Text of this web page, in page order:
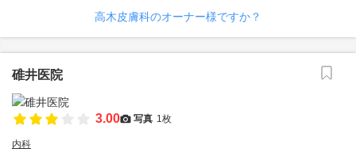
高木皮膚科のオーナー様ですか？
碓井医院
3.00 写真 1枚
内科